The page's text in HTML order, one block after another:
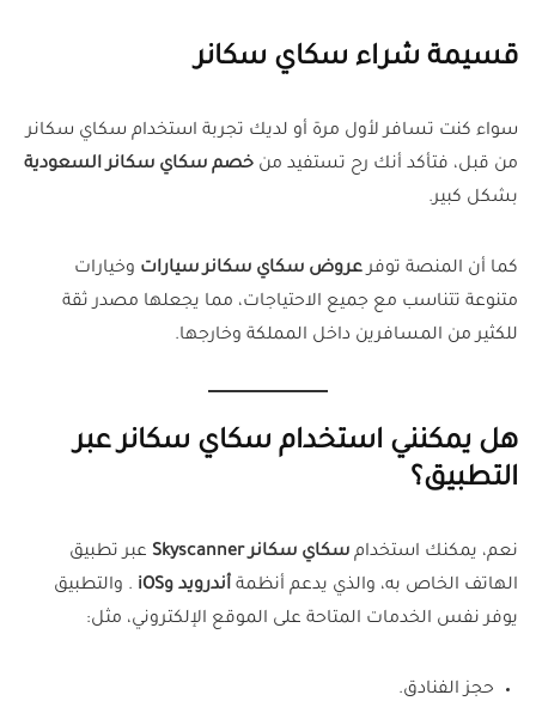
قسيمة شراء سكاي سكانر
سواء كنت تسافر لأول مرة أو لديك تجربة استخدام سكاي سكانر
من قبل، فتأكد أنك رح تستفيد من خصم سكاي سكانر السعودية
بشكل كبير.
كما أن المنصة توفرعروض سكاي سكانر سيارات وخيارات
متنوعة تتناسب مع جميع الاحتياجات، مما يجعلها مصدر ثقة
للكثير من المسافرين داخل المملكة وخارجها.
هل يمكنني استخدام سكاي سكانر عبر
التطبيق؟
نعم، يمكنك استخدام سكاي سكانر Skyscanner
عبر تطبيق
الهاتف الخاص به، والذي يدعم أنظمة أندرويد وiOS
. والتطبيق
يوفر نفس الخدمات المتاحة على الموقع الإلكتروني، مثل:
حجز الفنادق.